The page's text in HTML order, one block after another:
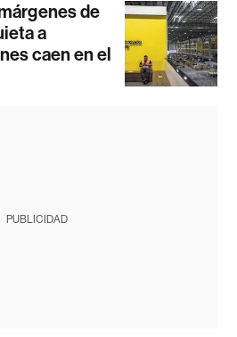
de
a
caen en el
PUBLICIDAD